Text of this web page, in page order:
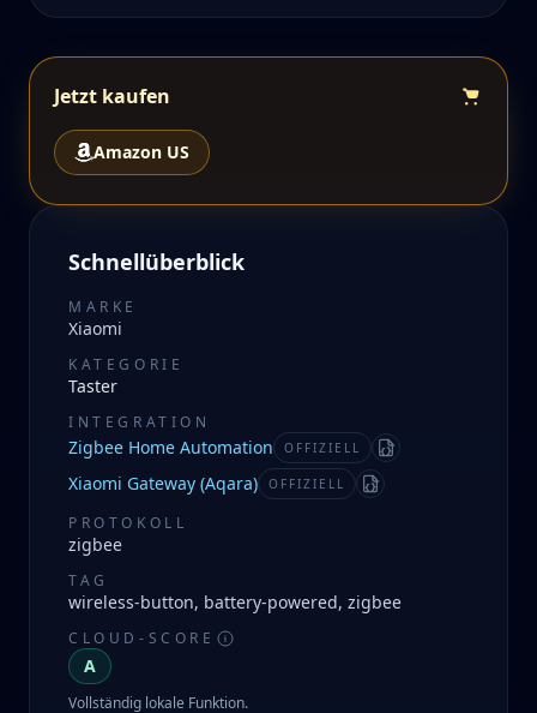
Jetzt kaufen
Amazon US
Schnellüberblick
MARKE
Xiaomi
KATEGORIE
Taster
INTEGRATION
Zigbee Home Automation OFFIZIELL
Manifest
Xiaomi Gateway (Aqara)
OFFIZIELL Manifest
PROTOKOLL
zigbee
TAG
wireless-button, battery-powered, zigbee
CLOUD-SCORE
A
Vollständig lokale Funktion.